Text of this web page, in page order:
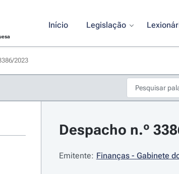
Início Legislação
2023
Despacho n.º
Emitente: Finanças - Gabinete